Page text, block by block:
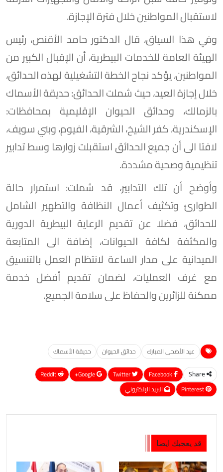
لاستقبال المواطنين خلال فترة الإجازة.
وفي هذا السياق، قال الدكتور حامد الأقنص، رئيس
الهيئة العامة للخدمات البيطرية، أن الإقبال الكبير من
المواطنين، يؤكد نجاح الخطة التشغيلية لهذه الحدائق،
خلال إجازة العيد، حيث شملت الحدائق: حديقة الأسماك
بالزمالك، وحدائق الحيوان الإقليمية بمحافظات:
الإسكندرية، كفر الشيخ، الشرقية، الفيوم، وبني سويف،
لافتا الى أن جميع الحدائق استقبلت زوارها وسط تدابير
تنظيمية وصحية مشددة.
وأوضح أن تلك التدابير، قد شملت: استمرار حالة
الطوارئ وتكثيف أعمال النظافة والتطهير الشامل
للحدائق، فضلا عن تقديم الرعاية البيطرية الدورية
والمكثفة لكافة الحيوانات، إضافة الى المتابعة
الميدانية على مدار الساعة لانتظام العمل بالتنسيق
مع غرف العمليات، لضمان تقديم أفضل خدمة
ممكنة للزائرين والحفاظ على سلامة الجميع.
عيد الأضحى المبارك حدائق الحيوان حديقة الأسماك
Share
Google+
ReddIt
Pinterest
البريد الإلكتروني
قد يعجبك ايضا